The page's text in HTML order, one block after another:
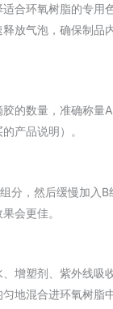
合环氧树脂的专用色
释放气泡，确保制品
的数量，准确称
产品说明）。
分，然后缓慢加入
会更佳。
增塑剂、紫外线吸
地混合进环氧树脂中